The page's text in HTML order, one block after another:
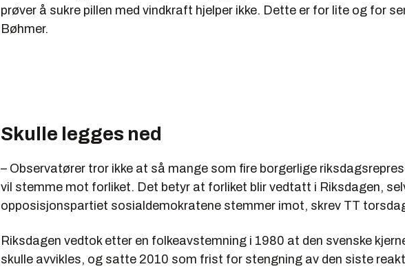
prøver å sukre pillen med vindkraft hjelper ikke. Dette er for lite og for
Bøhmer.
Skulle legges ned
– Observatører tror ikke at så mange som fire borgerlige
vil stemme mot forliket. Det betyr at forliket blir vedtatt i Riksdagen,
opposisjonspartiet sosialdemokratene stemmer imot, skrev TT
Riksdagen vedtok etter en folkeavstemning i 1980 at den svenske
skulle avvikles, og satte 2010 som frist for stengning av den siste